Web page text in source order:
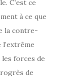
C’est ce
à ce que
la contre-
les forces de
de